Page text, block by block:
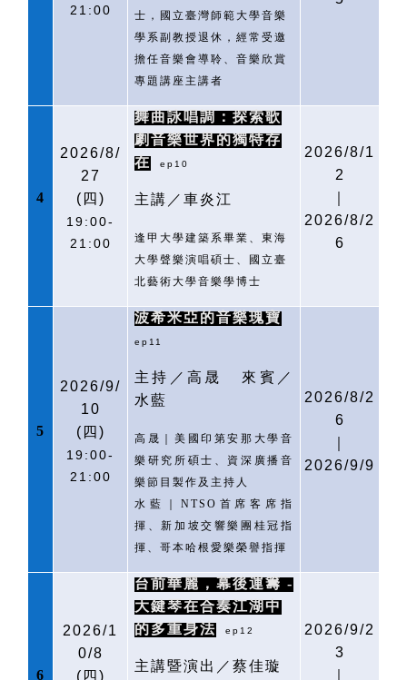
21:00
士，國立臺灣師範大學音樂
學系副教授退休，經常受邀
擔任音樂會導聆、音樂欣賞
專題講座主講者
4
2026/8/
27
( 四)
19:00-
21:00
舞曲詠唱調：探索歌
劇音樂世界的獨特存
在
ep10
主講／車炎江
逢甲大學建築系畢業、東海
大學聲樂演唱碩士、國立臺
北藝術大學音樂學博士
2026/8/1
2
2026/8/2
6
5
2026/9/
10
( 四)
19:00-
21:00
波希米亞的音樂瑰寶
ep11
主持／高晟
來賓／
水藍
高晟｜美國印第安那大學音
樂研究所碩士、資深廣播音
樂節目製作及主持人
水藍｜ NTSO 首席客席指
揮、新加坡交響樂團桂冠指
揮、哥本哈根愛樂榮譽指揮
2026/8/2
6
2026/9/9
6
2026/1
0/8
( 四)
台前華麗，幕後運籌 -
大鍵琴在合奏江湖中
的多重身法 ep12
主講暨演出／蔡佳璇
2026/9/2
3